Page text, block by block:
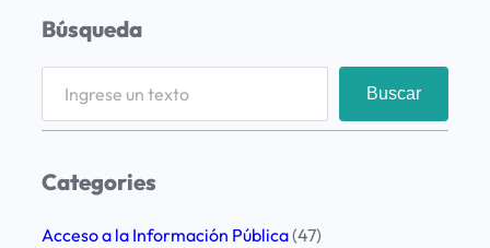
z
o
y
p
e
o
Búsqueda
r
h
Buscar
Categories
Acceso a la Información Pública(47)